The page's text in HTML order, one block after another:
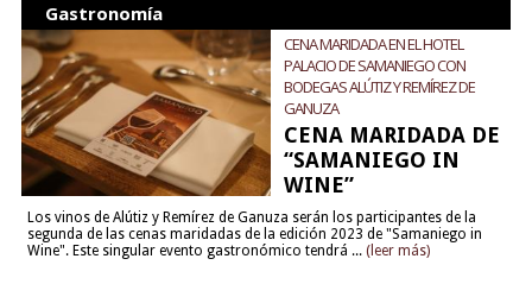
Gastronomía
CENA MARIDADA EN EL HOTEL
PALACIO DE SAMANIEGO CON
BODEGAS ALÚTIZ Y REMÍREZ DE
GANUZA
CENA MARIDADA DE
“SAMANIEGO IN
WINE”
Los vinos de Alútiz y Remírez de Ganuza serán los participantes de la
segunda de las cenas maridadas de la edición 2023 de "Samaniego in
Wine". Este singular evento gastronómico tendrá ... (leer más)